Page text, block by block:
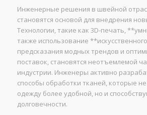
Инженерные решения в швейной
становятся основой для внедрения
Технологии, такие как 3D-печать,
также использование
предсказания модных трендов и
поставок, становятся неотъемлемой
индустрии. Инженеры активно
способы обработки тканей, которые
одежду более удобной, но и
долговечности.